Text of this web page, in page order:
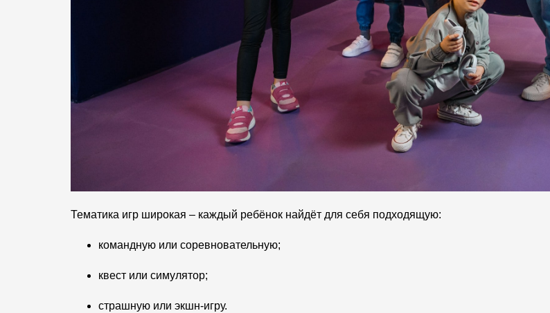
Тематика игр широкая – каждый ребёнок найдёт для себя подходящую:
командную или соревновательную;
квест или симулятор;
страшную или экшн-игру.